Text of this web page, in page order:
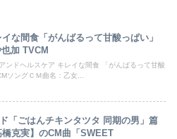
な間食「がんばるって甘酸っぱい」
加 TVCM
ンドヘルスケア キレイな間食 「がんばるって甘酸
ソングＣＭ曲名：乙女...
「ごはんチキンタツタ 同期の男」篇
橋克実】のCM曲「SWEET